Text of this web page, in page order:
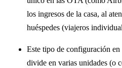
los ingresos de la casa, al
huéspedes (viajeros
Este tipo de configuración en
divide en varias unidades (o